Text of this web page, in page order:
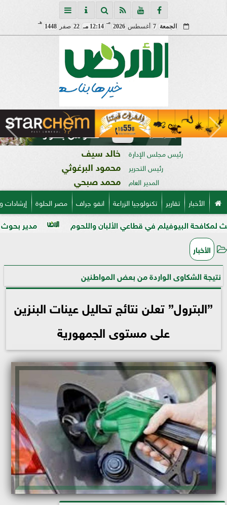
الجمعة 7 أغسطس 2026
مـ
12:14 مـ 22 صفر 1448
هـ
رئيس مجلس الإدارة خالد سيف
رئيس التحرير محمود البرغوثي
المدير العام محمد صبحي
الأخبار تقارير تكنولوجيا الزراعة انفو جراف مصر الحلوة
مدير بحوث أمراض في قطاعي الألبان واللحوم
الأخبار
نتيجة الشكاوى الواردة من بعض المواطنين
”البترول” تعلن نتائج تحاليل عينات البنزين
على مستوى الجمهورية